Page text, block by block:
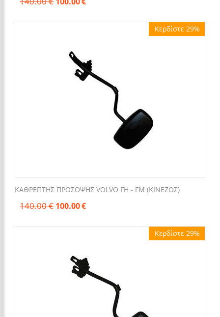
Κερδίστε 29%
ΚΑΘΡΕΠΤΗΣ ΠΡΟΣΟΨΗΣ VOLVO FH - FM (KINEZOΣ)
140.00€ 100.00€
Κερδίστε 29%